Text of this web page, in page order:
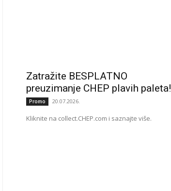
Zatražite BESPLATNO
preuzimanje CHEP plavih paleta!
Promo 20.07.2026.
Kliknite na collect.CHEP.com i saznajte više.